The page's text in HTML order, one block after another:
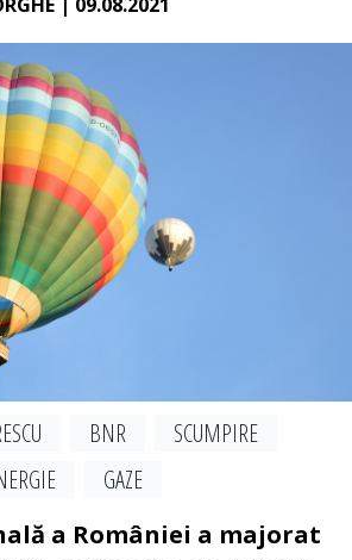
BNR
SCUMPIRE
GAZE
a României a majorat